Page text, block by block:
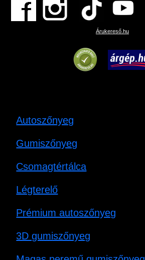
Árukereső.hu
Autoszőnyeg
Gumiszőnyeg
Csomagtértálca
Légterelő
Prémium autoszőnyeg
3D gumiszőnyeg